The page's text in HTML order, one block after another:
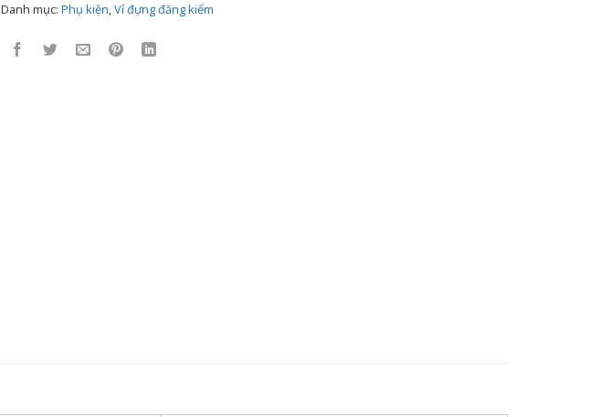
Danh mục: Phụ kiện,Ví đựng đăng kiểm